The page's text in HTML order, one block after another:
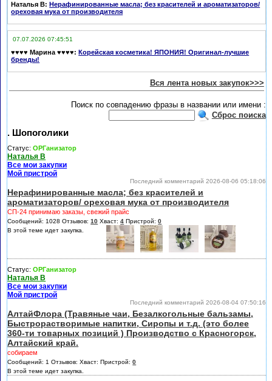
Наталья В: Нерафинированные масла; без красителей и ароматизаторов/
ореховая мука от производителя
07.07.2026 07:45:51
♥♥♥♥ Марина ♥♥♥♥:Корейская косметика! ЯПОНИЯ! Оригинал-лучшие
бренды!
Вся лента новых закупок>>>
Поиск по совпадению фразы в названии или имени :
Сброс поиска
. Шопоголики
Статус:ОРГанизатор
Наталья В
Все мои закупки
Мой пристрой
Последний комментарий 2026-08-06 05:18:06
Нерафинированные масла; без красителей и
ароматизаторов/ ореховая мука от производителя
СП-24 принимаю заказы, свежий прайс
Сообщений: 1028 Отзывов:10 Хваст:4 Пристрой:0
В этой теме идет закупка.
Статус:ОРГанизатор
Наталья В
Все мои закупки
Мой пристрой
Последний комментарий 2026-08-04 07:50:16
АлтайФлора (Травяные чаи, Безалкогольные бальзамы,
Быстрорастворимые напитки, Сиропы и т.д. (это более
360-ти товарных позиций ) Производство с Красногорск,
Алтайский край.
собираем
Сообщений: 1 Отзывов:Хваст:Пристрой:0
В этой теме идет закупка.